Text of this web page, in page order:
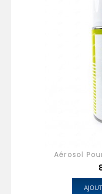
Aérosol